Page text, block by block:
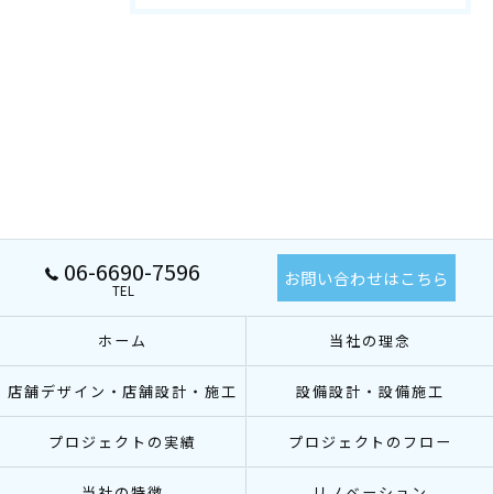
06-6690-7596
TEL
お問い合わせはこちら
ホーム 当社の理念
店舗デザイン・店舗設計・施工 設備設計・設備施工
プロジェクトの実績 プロジェクトのフロー